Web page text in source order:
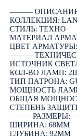
―――
КОЛЛЕКЦИЯ:
СТИЛЬ: ТЕХНО
МАТЕРИАЛ
ЦВЕТ
―――
ИСТОЧНИК
КОЛ-ВО ЛАМП:
ТИП ПАТРОНА:
МОЩНОСТЬ
ОБЩАЯ
СТЕПЕНЬ
―――РАЗМЕРЫ:
ШИРИНА: 68ММ
ГЛУБИНА: 92ММ